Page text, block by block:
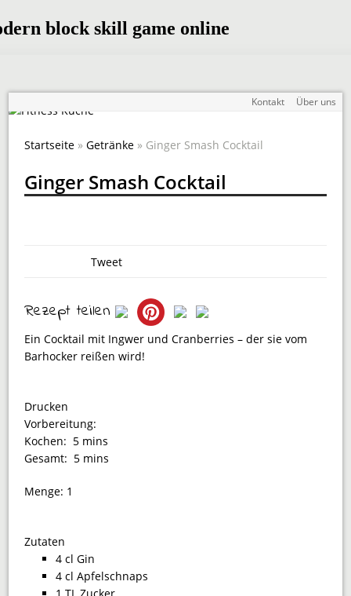
Kontakt Über uns
Startseite »Getränke » Ginger Smash Cocktail
Ginger Smash Cocktail
Tweet
Rezept teilen
Ein Cocktail mit Ingwer und Cranberries – der sie vom
Barhocker reißen wird!
Drucken
Vorbereitung:
Kochen: 5 mins
Gesamt: 5 mins
Menge: 1
Zutaten
4 cl Gin
4 cl Apfelschnaps
1 TL Zucker